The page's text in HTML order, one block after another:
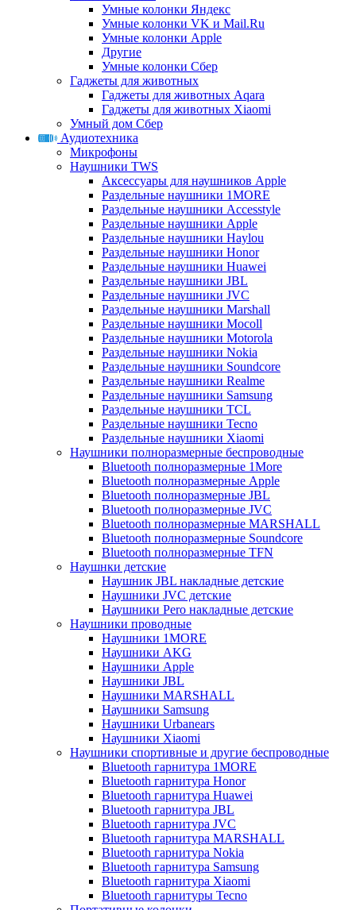
Умные колонки Яндекс
Умные колонки VK и Mail.Ru
Умные колонки Apple
Другие
Умные колонки Сбер
Гаджеты для животных
Гаджеты для животных Aqara
Гаджеты для животных Xiaomi
Умный дом Сбер
Аудиотехника
Микрофоны
Наушники TWS
Аксессуары для наушников Apple
Раздельные наушники 1MORE
Раздельные наушники Accesstyle
Раздельные наушники Apple
Раздельные наушники Haylou
Раздельные наушники Honor
Раздельные наушники Huawei
Раздельные наушники JBL
Раздельные наушники JVC
Раздельные наушники Marshall
Раздельные наушники Mocoll
Раздельные наушники Motorola
Раздельные наушники Nokia
Раздельные наушники Soundcore
Раздельные наушники Realme
Раздельные наушники Samsung
Раздельные наушники TCL
Раздельные наушники Tecno
Раздельные наушники Xiaomi
Наушники полноразмерные беспроводные
Bluetooth полноразмерные 1More
Bluetooth полноразмерные Apple
Bluetooth полноразмерные JBL
Bluetooth полноразмерные JVC
Bluetooth полноразмерные MARSHALL
Bluetooth полноразмерные Soundcore
Bluetooth полноразмерные TFN
Наушнки детские
Наушник JBL накладные детские
Наушники JVC детские
Наушники Pero накладные детские
Наушники проводные
Наушники 1MORE
Наушники AKG
Наушники Apple
Наушники JBL
Наушники MARSHALL
Наушники Samsung
Наушники Urbanears
Наушники Xiaomi
Наушники спортивные и другие беспроводные
Bluetooth гарнитура 1MORE
Bluetooth гарнитура Honor
Bluetooth гарнитура Huawei
Bluetooth гарнитура JBL
Bluetooth гарнитура JVC
Bluetooth гарнитура MARSHALL
Bluetooth гарнитура Nokia
Bluetooth гарнитура Samsung
Bluetooth гарнитура Xiaomi
Bluetooth гарнитуры Tecno